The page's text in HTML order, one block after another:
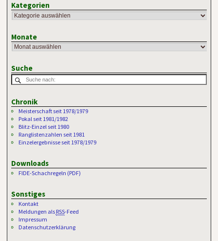
Kategorien
Monate
Suche
Chronik
Meisterschaft seit 1978/1979
Pokal seit 1981/1982
Blitz-Einzel seit 1980
Ranglistenzahlen seit 1981
Einzelergebnisse seit 1978/1979
Downloads
FIDE-Schachregeln (PDF)
Sonstiges
Kontakt
Meldungen als RSS-Feed
Impressum
Datenschutzerklärung